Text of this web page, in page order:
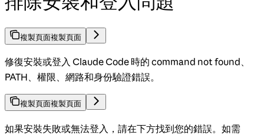
複製頁面複製頁面
修復安裝或登入 Claude Code 時的 command not found、
PATH、權限、網路和身份驗證錯誤。
複製頁面複製頁面
如果安裝失敗或無法登入，請在下方找到您的錯誤。如需